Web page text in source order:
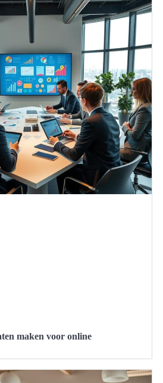
maken voor online